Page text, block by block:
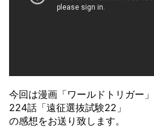
今回は漫画「ワールドトリガー」
224話「遠征選抜試験22」
の感想をお送り致します。